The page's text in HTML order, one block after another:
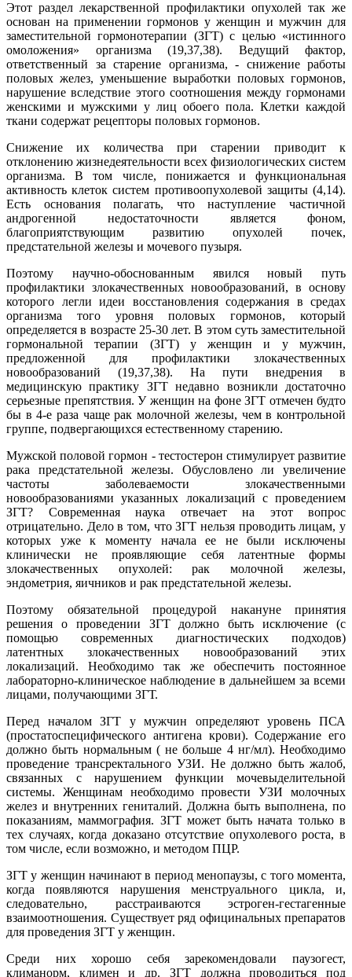
Этот раздел лекарственной профилактики опухолей так же
основан на применении гормонов у женщин и мужчин для
заместительной гормонотерапии (ЗГТ) с целью «истинного
омоложения» организма (19,37,38). Ведущий фактор,
ответственный за старение организма, - снижение работы
половых желез, уменьшение выработки половых гормонов,
нарушение вследствие этого соотношения между гормонами
женскими и мужскими у лиц обоего пола. Клетки каждой
ткани содержат рецепторы половых гормонов.
Снижение их количества при старении приводит к
отклонению жизнедеятельности всех физиологических систем
организма. В том числе, понижается и функциональная
активность клеток систем противоопухолевой защиты (4,14).
Есть основания полагать, что наступление частичной
андрогенной недостаточности является фоном,
благоприятствующим развитию опухолей почек,
предстательной железы и мочевого пузыря.
Поэтому научно-обоснованным явился новый путь
профилактики злокачественных новообразований, в основу
которого легли идеи восстановления содержания в средах
организма того уровня половых гормонов, который
определяется в возрасте 25-30 лет. В этом суть заместительной
гормональной терапии (ЗГТ) у женщин и у мужчин,
предложенной для профилактики злокачественных
новообразований (19,37,38). На пути внедрения в
медицинскую практику ЗГТ недавно возникли достаточно
серьезные препятствия. У женщин на фоне ЗГТ отмечен будто
бы в 4-е раза чаще рак молочной железы, чем в контрольной
группе, подвергающихся естественному старению.
Мужской половой гормон - тестостерон стимулирует развитие
рака предстательной железы. Обусловлено ли увеличение
частоты заболеваемости злокачественными
новообразованиями указанных локализаций с проведением
ЗГТ? Современная наука отвечает на этот вопрос
отрицательно. Дело в том, что ЗГТ нельзя проводить лицам, у
которых уже к моменту начала ее не были исключены
клинически не проявляющие себя латентные формы
злокачественных опухолей: рак молочной железы,
эндометрия, яичников и рак предстательной железы.
Поэтому обязательной процедурой накануне принятия
решения о проведении ЗГТ должно быть исключение (с
помощью современных диагностических подходов)
латентных злокачественных новообразований этих
локализаций. Необходимо так же обеспечить постоянное
лабораторно-клиническое наблюдение в дальнейшем за всеми
лицами, получающими ЗГТ.
Перед началом ЗГТ у мужчин определяют уровень ПСА
(простатоспецифического антигена крови). Содержание его
должно быть нормальным ( не больше 4 нг/мл). Необходимо
проведение трансректального УЗИ. Не должно быть жалоб,
связанных с нарушением функции мочевыделительной
системы. Женщинам необходимо провести УЗИ молочных
желез и внутренних гениталий. Должна быть выполнена, по
показаниям, маммография. ЗГТ может быть начата только в
тех случаях, когда доказано отсутствие опухолевого роста, в
том числе, если возможно, и методом ПЦР.
ЗГТ у женщин начинают в период менопаузы, с того момента,
когда появляются нарушения менструального цикла, и,
следовательно, расстраиваются эстроген-гестагенные
взаимоотношения. Существует ряд официнальных препаратов
для проведения ЗГТ у женщин.
Среди них хорошо себя зарекомендовали паузогест,
климанорм, климен и др. ЗГТ должна проводиться под